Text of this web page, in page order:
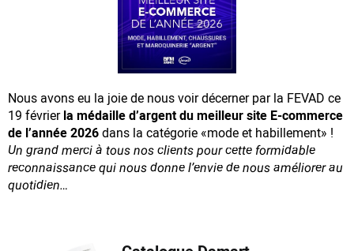
Nous avons eu la joie de nous voir décerner par la FEVAD ce
19 févrierla médaille d’argent du meilleur site E-commerce
de l’année 2026dans la catégorie «mode et habillement» !
Un grand merci à tous nos clients pour cette formidable
reconnaissancequi nous donne l’envie de nous améliorer au
quotidien…